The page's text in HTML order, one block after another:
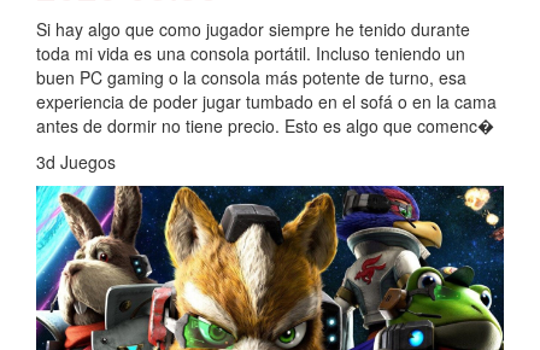
Si hay algo que como jugador siempre he tenido durante
toda mi vida es una consola portátil. Incluso teniendo un
buen PC gaming o la consola más potente de turno, esa
experiencia de poder jugar tumbado en el sofá o en la cama
antes de dormir no tiene precio. Esto es algo que comenc�
3d Juegos